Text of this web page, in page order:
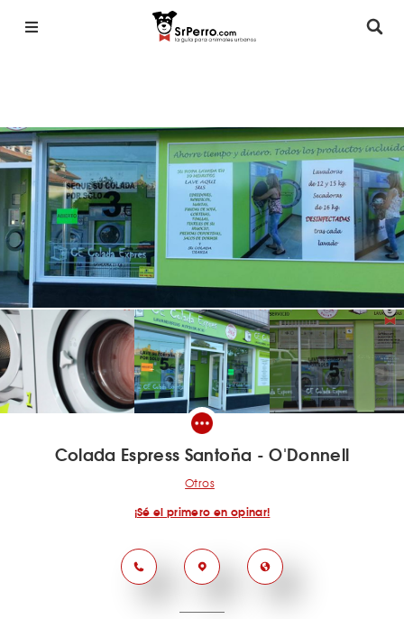
Colada Espress Santoña - O'Donnell
Otros
¡Sé el primero en opinar!